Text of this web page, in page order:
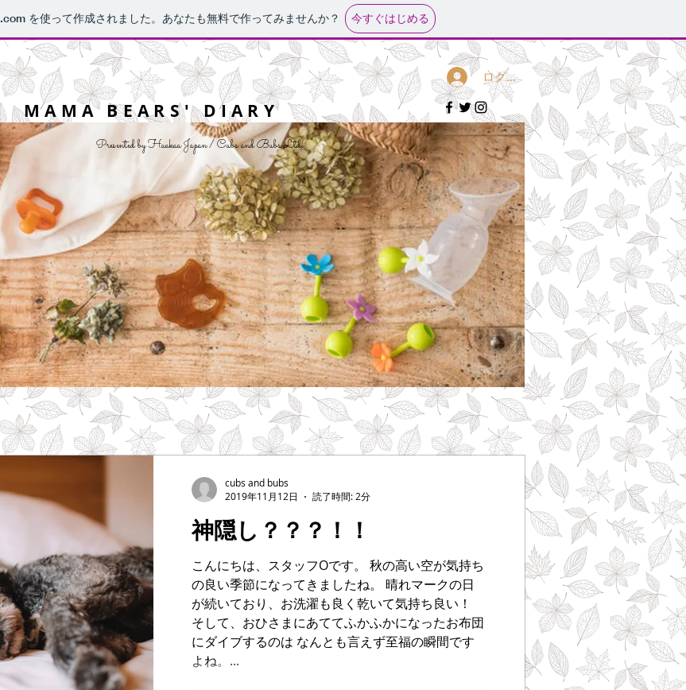
.com を使って作成されました。あなたも無料で作ってみませんか？ 今すぐはじめる
MAMA BEARS' DIARY
Presented by Haakaa Japan / Cubs and Bubs Ltd.
ログイン
神隠し？？？！！
こんにちは、スタッフOです。 秋の高い空が気持ち
の良い季節になってきましたね。 晴れマークの日
が続いており、お洗濯も良く乾いて気持ち良い！
そして、おひさまにあててふかふかになったお布団
にダイブするのは なんとも言えず至福の瞬間です
よね。...
cubs and bubs
2019年11月12日
読了時間: 2分